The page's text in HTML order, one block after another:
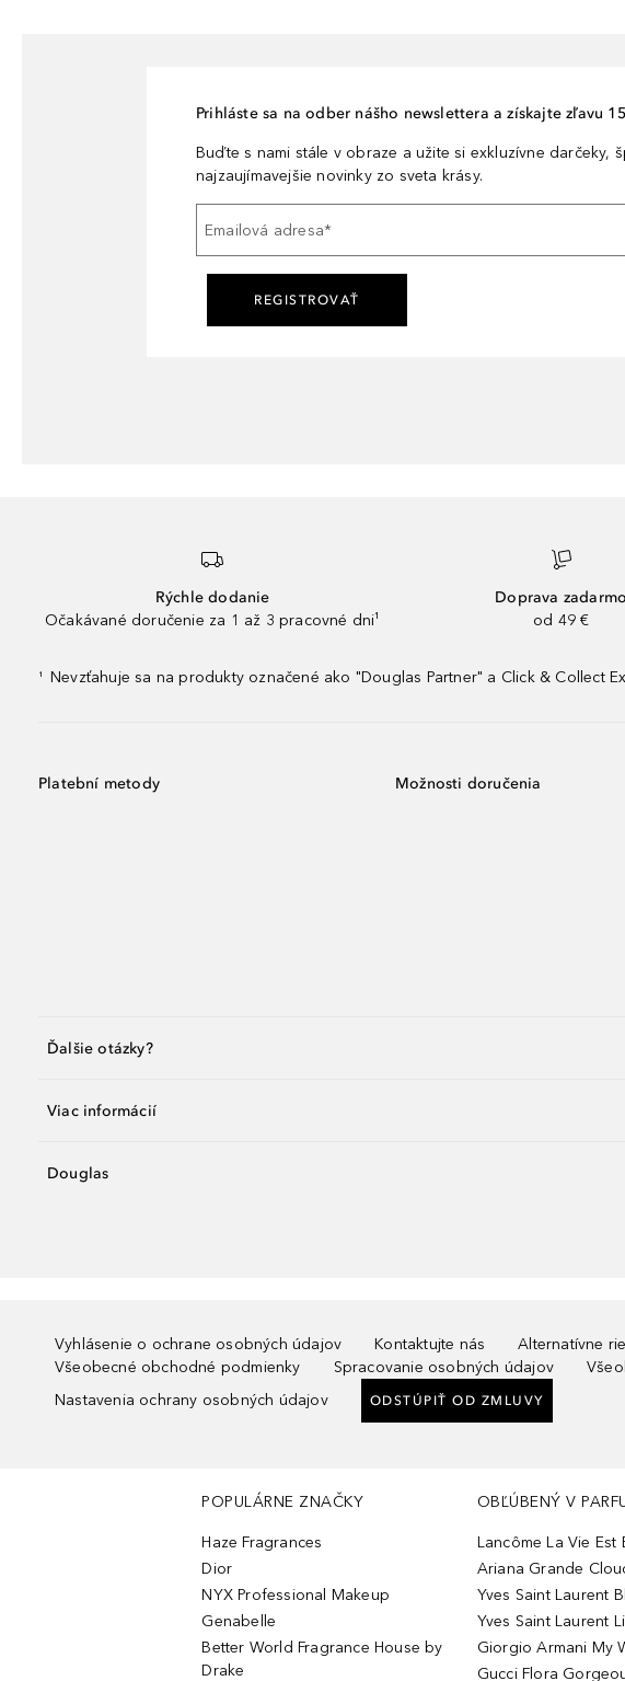
Prihláste sa na odber nášho newslettera a získajte zľavu
Buďte s nami stále v obraze a užite si exkluzívne darčeky,
najzaujímavejšie novinky zo sveta krásy.
Emailová adresa*
REGISTROVAŤ
Rýchle dodanie
Očakávané doručenie za 1 až 3 pracovné dni¹
Doprava zadarmo
od 49 €
¹ Nevzťahuje sa na produkty označené ako "Douglas Partner" a Click & Collect
Platební metody Možnosti doručenia
Ďalšie otázky?
Viac informácií
Douglas
Vyhlásenie o ochrane osobných údajov Kontaktujte nás
Alternatívne
Všeobecné obchodné podmienky
Spracovanie osobných údajov
Nastavenia ochrany osobných údajov
ODSTÚPIŤ OD ZMLUVY
POPULÁRNE ZNAČKY
Haze Fragrances
Dior
NYX Professional Makeup
Genabelle
Better World Fragrance House by
Drake
OBĽÚBENÝ V
Lancôme La Vie Est
Ariana Grande
Yves Saint Laurent
Yves Saint Laurent
Giorgio Armani My
Gucci Flora